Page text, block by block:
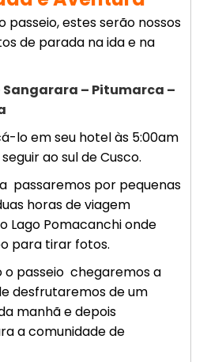
Picchu
Picchu + hotel 4
passeio, estes serão nossos
de parada na ida e na
Sangarara – Pitumarca –
lo em seu hotel às 5:00am
ao sul de Cusco.
passaremos por pequenas
horas de viagem
Lago Pomacanchi onde
para tirar fotos.
o passeio chegaremos a
desfrutaremos de um
manhã e depois
a comunidade de